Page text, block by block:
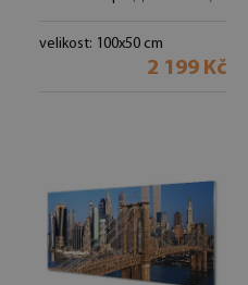
velikost: 100x50 cm
2 199 Kč